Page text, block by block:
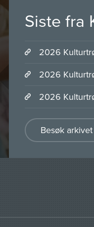
Siste fra
2026
2026
2026
Besøk arkivet